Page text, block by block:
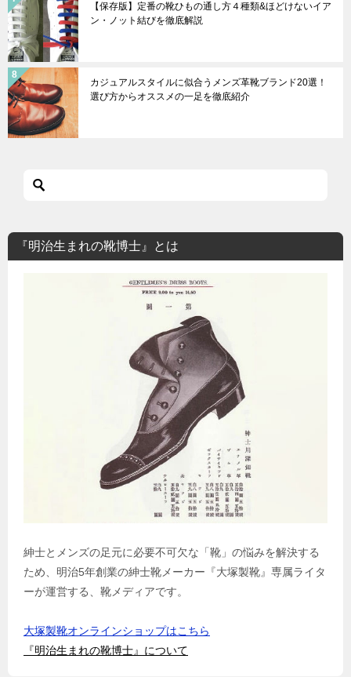
【保存版】定番の靴ひもの通し方４種類&ほどけないイア
ン・ノット結びを徹底解説
カジュアルスタイルに似合うメンズ革靴ブランド20選！
選び方からオススメの一足を徹底紹介
『明治生まれの靴博士』とは
紳士とメンズの足元に必要不可欠な「靴」の悩みを解決する
ため、明治5年創業の紳士靴メーカー『大塚製靴』専属ライタ
ーが運営する、靴メディアです。
大塚製靴オンラインショップはこちら
『明治生まれの靴博士』について